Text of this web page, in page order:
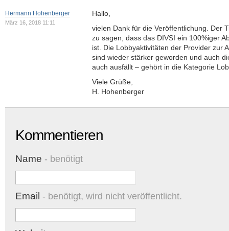
Hermann Hohenberger
März 16, 2018 11:11
Hallo,
vielen Dank für die Veröffentlichung. Der
zu sagen, dass das DIVSI ein 100%iger
ist. Die Lobbyaktivitäten der Provider zur
sind wieder stärker geworden und auch
auch ausfällt – gehört in die Kategorie
Viele Grüße,
H. Hohenberger
Kommentieren
Name - benötigt
Email - benötigt, wird nicht veröffentlicht.